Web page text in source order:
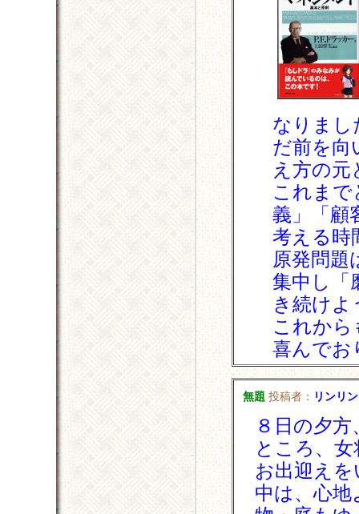
なりまし
だ前を向
え方の
これまで
義」「顧
考える時
原発問題
集中し「
き続けよ
これから
喜んでお
無題 投稿者： リンリン
８日の夕
ところ、
お出迎え
中は、心